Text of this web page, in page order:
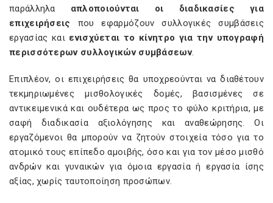
παράλληλα απλοποιούνται οι διαδικασίες για
επιχειρήσεις που εφαρμόζουν συλλογικές συμβάσεις
εργασίας και ενισχύεται το κίνητρο για την υπογραφή
περισσότερων συλλογικών συμβάσεων.
Επιπλέον, οι επιχειρήσεις θα υποχρεούνται να διαθέτουν
τεκμηριωμένες μισθολογικές δομές, βασισμένες σε
αντικειμενικά και ουδέτερα ως προς το φύλο κριτήρια, με
σαφή διαδικασία αξιολόγησης και αναθεώρησης. Οι
εργαζόμενοι θα μπορούν να ζητούν στοιχεία τόσο για το
ατομικό τους επίπεδο αμοιβής, όσο και για τον μέσο μισθό
ανδρών και γυναικών για όμοια εργασία ή εργασία ίσης
αξίας, χωρίς ταυτοποίηση προσώπων.